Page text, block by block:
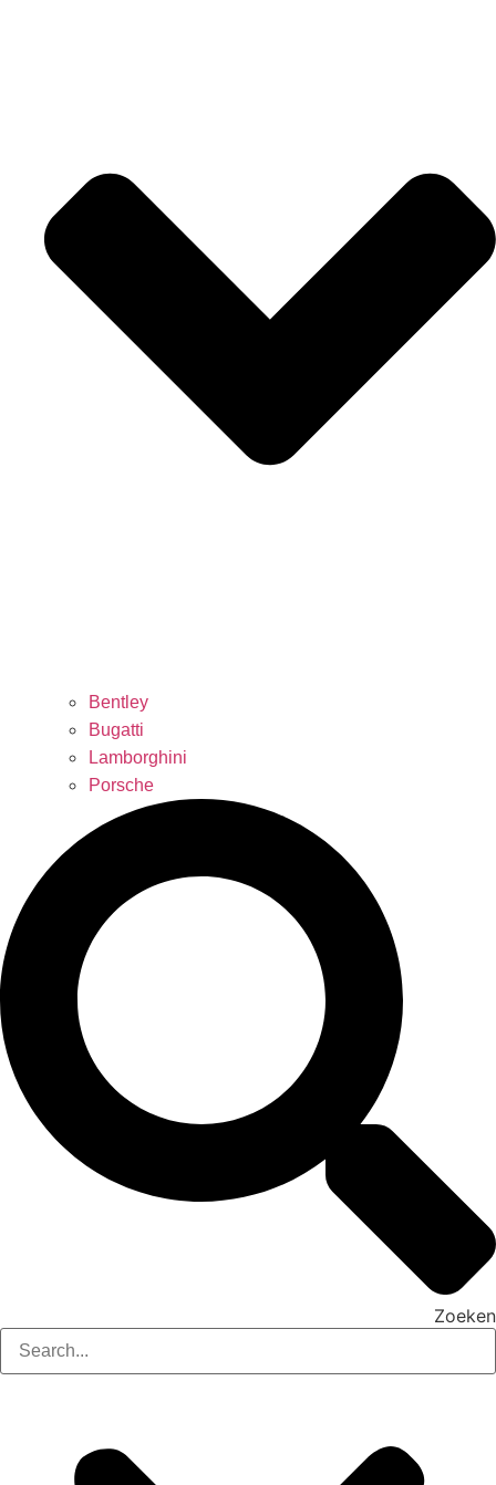
Bentley
Bugatti
Lamborghini
Porsche
Zoeken